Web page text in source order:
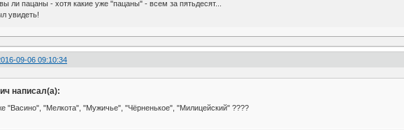
ли пацаны - хотя какие уже "пацаны" - всем за пятьдесят...
увидеть!
09-06 09:10:34
написал(а):
"Васино", "Мелкота", "Мужичье", "Чёрненькое", "Милицейский" ????